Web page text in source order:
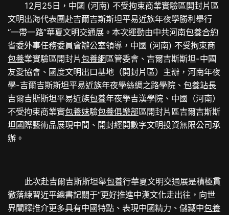
12月25日，中國 (河南) 不受拘束商業實驗區開封片區
文明出海代表團赴吉爾吉斯斯坦平易近族年夜學勝利舉行
“一帶一路”華夏文明交通展。本次運動由中共河南包養合約
省委外事任務委員會辦公室領導，中國 (河南) 不受拘束商
包養業實驗區開封片包養網區管委會、吉爾吉斯斯坦-中國
友愛協會、國度文明出口基地（開封片區）主辦，河南年夜
學-吉爾吉斯斯坦平易近族年夜學絲綢之路學院、包養站長
吉爾吉斯斯坦平易近族包養年夜學吉漢學院、中國（河南）
不受拘束商業實包養妹驗包養俱樂部區開封片區吉爾吉斯斯
坦國際藝術品展現中間、開封經開數字文明投資無限公司承
辦。
此次赴吉爾吉斯斯坦舉包養行華夏文明交通展是積極貫
徹落練習近平總書記關于“更好推進中漢文化走出往，向世
界闡釋推介更多具有中國特點、表現中國精力、儲藏中包養